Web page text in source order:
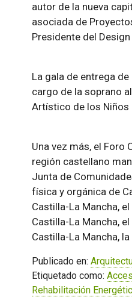
autor de la nueva
asociada de
Presidente del
La gala de entrega
cargo de la soprano
Artístico de los Niños
Una vez más, el
región castellano
Junta de
física y orgánica de
Castilla-La Mancha,
Castilla-La Mancha,
Castilla-La Mancha,
Publicado en:
Etiquetado como:
Rehabilitación